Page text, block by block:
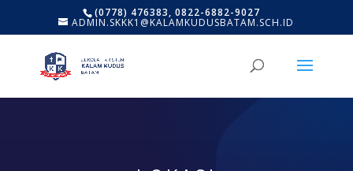
(0778) 476383, 0822-6882-9027
ADMIN.SKKK1@KALAMKUDUSBATAM.SCH.ID